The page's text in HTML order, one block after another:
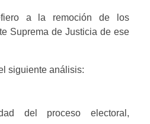
a la remoción de los
Suprema de Justicia de ese
siguiente análisis:
del proceso electoral,